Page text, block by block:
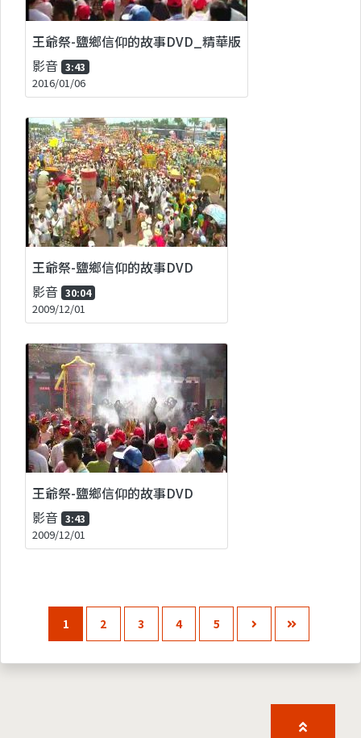
王爺祭-鹽鄉信仰的故事DVD_精華版
影音 3:43
2016/01/06
王爺祭-鹽鄉信仰的故事DVD
影音 30:04
2009/12/01
王爺祭-鹽鄉信仰的故事DVD
影音 3:43
2009/12/01
1 2 3 4 5